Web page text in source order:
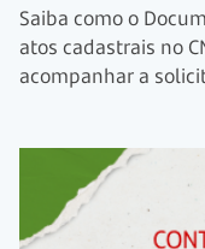
Saiba como o
atos cadastrais no
acompanhar a